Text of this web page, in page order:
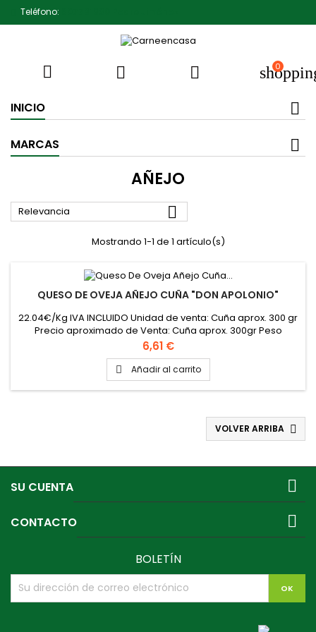
Teléfono:
   0
INICIO
MARCAS
AÑEJO
Relevancia 
Mostrando 1-1 de 1 artículo(s)
QUESO DE OVEJA AÑEJO CUÑA "DON APOLONIO"
22.04€/Kg IVA INCLUIDO Unidad de venta: Cuña aprox. 300 gr
Precio aproximado de Venta: Cuña aprox. 300gr Peso
aproximado cuña 300 gr
Precio
6,61 €
 Añadir al carrito
VOLVER ARRIBA 
SU CUENTA 
CONTACTO 
BOLETÍN